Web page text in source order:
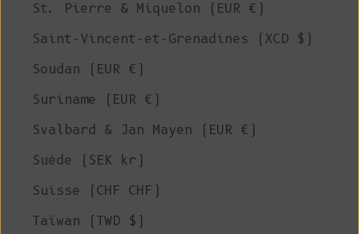
St. Pierre & Miquelon (EUR €)
Saint-Vincent-et-Grenadines (XCD $)
Soudan (EUR €)
Suriname (EUR €)
Svalbard & Jan Mayen (EUR €)
Suède (SEK kr)
Suisse (CHF CHF)
Taïwan (TWD $)